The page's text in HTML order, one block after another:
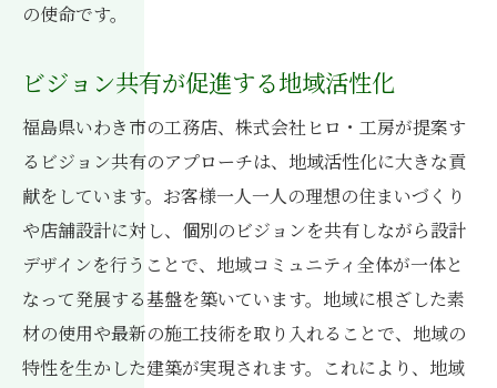
の使命です。
ビジョン共有が促進する地域活性化
福島県いわき市の工務店、株式会社ヒロ・工房が提案す
るビジョン共有のアプローチは、地域活性化に大きな貢
献をしています。お客様一人一人の理想の住まいづくり
や店舗設計に対し、個別のビジョンを共有しながら設計
デザインを行うことで、地域コミュニティ全体が一体と
なって発展する基盤を築いています。地域に根ざした素
材の使用や最新の施工技術を取り入れることで、地域の
特性を生かした建築が実現されます。これにより、地域